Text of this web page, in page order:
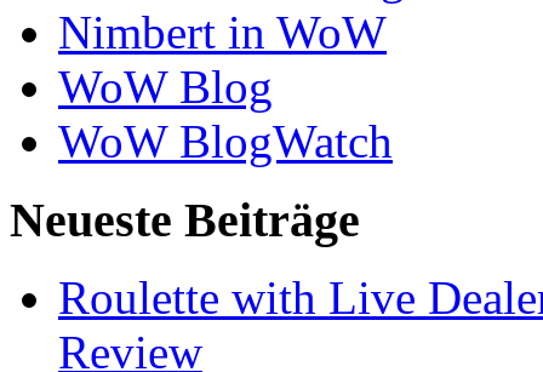
Nimbert in WoW
WoW Blog
WoW BlogWatch
Neueste Beiträge
Roulette with Live
Review